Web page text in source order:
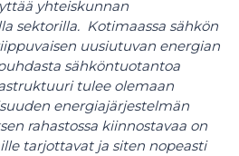
yhteiskunnan
sektorilla. Kotimaassa sähkön
uusiutuvan energian
sähköntuotantoa
tulee olemaan
energiajärjestelmän
rahastossa kiinnostavaa on
tarjottavat ja siten nopeasti